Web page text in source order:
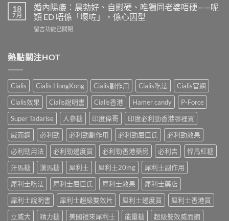
完
整
南：
男
讀
的
正
確
用
法〉
4
個
信
號
評
副
作
用
與
增
效
指
南，
香
男
性
必
讀〉
凍
威
而
鋼
利
期
比
較：
邊
款
先
合
「長
期
理」？〉
中
18
7 月
婚內陽痿：晨勃好、自慰硬、唯獨同老婆唔硬——呢
類 ED 唔係「壞咗」，係心因型
在
陽
痿：
勃
好、
自
慰
硬、
唯
同
老
婆
硬
——
呢
類
ED
留言功能已關閉
熱點關注HOT
Cialis Cialis HongKong Cialis副作用 Cialis吃法
Cialis官網
Cialis效果
Cialis說明書 Cialis香港 Hamer candy
P-Force
Super Tadarise
人參糖 印度偉哥
印度必利勁香港哪裡買
威而鋼
必利勁 必利勁副作用 必利勁屈臣氏
必利勁效果
必利勁用法
必利勁邊度買 必利勁香港藥房 必利吉
悍馬紅糖
汗馬糖
漢馬糖 犀利士 犀利士20mg
犀利士副作用
犀利士吃法
犀利士屈臣氏 犀利士效果
犀利士藥店
犀利士說明書
犀利士超級雙效片 犀利士邊度買
犀利士香港買
立威大
精力糖 美國禮來犀利士 能量糖
超級雙效威而鋼